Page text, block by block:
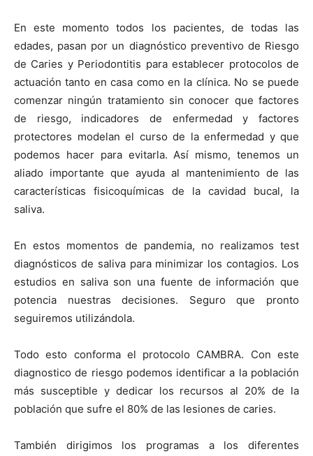
En este momento todos los pacientes, de todas las
edades, pasan por un diagnóstico preventivo de Riesgo
de Caries y Periodontitis para establecer protocolos de
actuación tanto en casa como en la clínica. No se puede
comenzar ningún tratamiento sin conocer que factores
de riesgo, indicadores de enfermedad y factores
protectores modelan el curso de la enfermedad y que
podemos hacer para evitarla. Así mismo, tenemos un
aliado importante que ayuda al mantenimiento de las
características fisicoquímicas de la cavidad bucal, la
saliva.
En estos momentos de pandemia, no realizamos test
diagnósticos de saliva para minimizar los contagios. Los
estudios en saliva son una fuente de información que
potencia nuestras decisiones. Seguro que pronto
seguiremos utilizándola.
Todo esto conforma el protocolo CAMBRA. Con este
diagnostico de riesgo podemos identificar a la población
más susceptible y dedicar los recursos al 20% de la
población que sufre el 80% de las lesiones de caries.
También dirigimos los programas a los diferentes